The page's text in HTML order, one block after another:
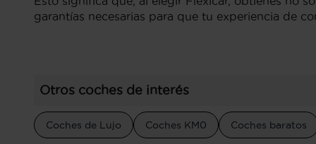
garantías necesarias para que tu experiencia de
Otros coches de interés
Coches de Lujo Coches KM0 Coches baratos